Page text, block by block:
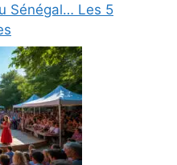
Sénégal… Les 5